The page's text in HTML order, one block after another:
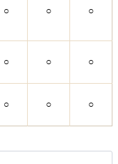
○ ○ ○
○ ○ ○
○ ○ ○